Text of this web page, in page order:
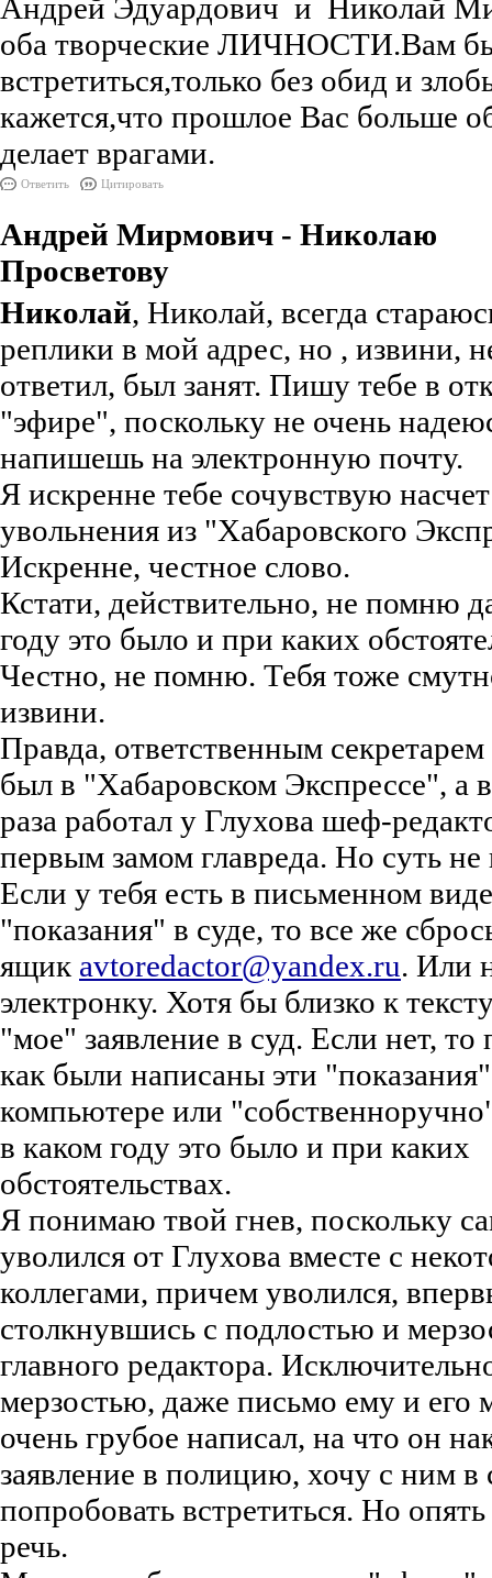
Андрей Эдуардович и Николай
оба творческие ЛИЧНОСТИ.Вам
встретиться,только без обид и
кажется,что прошлое Вас больше
делает врагами.
Ответить Цитировать
Андрей Мирмович - Николаю
Просветову
Николай, Николай, всегда
реплики в мой адрес, но , извини,
ответил, был занят. Пишу тебе в
"эфире", поскольку не очень
напишешь на электронную почту.
Я искренне тебе сочувствую
увольнения из "Хабаровского
Искренне, честное слово.
Кстати, действительно, не помню
году это было и при каких
Честно, не помню. Тебя тоже
извини.
Правда, ответственным секретарем
был в "Хабаровском Экспрессе", а
раза работал у Глухова шеф-
первым замом главреда. Но суть не
Если у тебя есть в письменном
"показания" в суде, то все же
ящик avtoredactor@yandex.ru. Или
электронку. Хотя бы близко к
"мое" заявление в суд. Если нет,
как были написаны эти
компьютере или
в каком году это было и при каких
обстоятельствах.
Я понимаю твой гнев, поскольку
уволился от Глухова вместе с
коллегами, причем уволился,
столкнувшись с подлостью и
главного редактора.
мерзостью, даже письмо ему и его
очень грубое написал, на что он
заявление в полицию, хочу с ним в
попробовать встретиться. Но
речь.